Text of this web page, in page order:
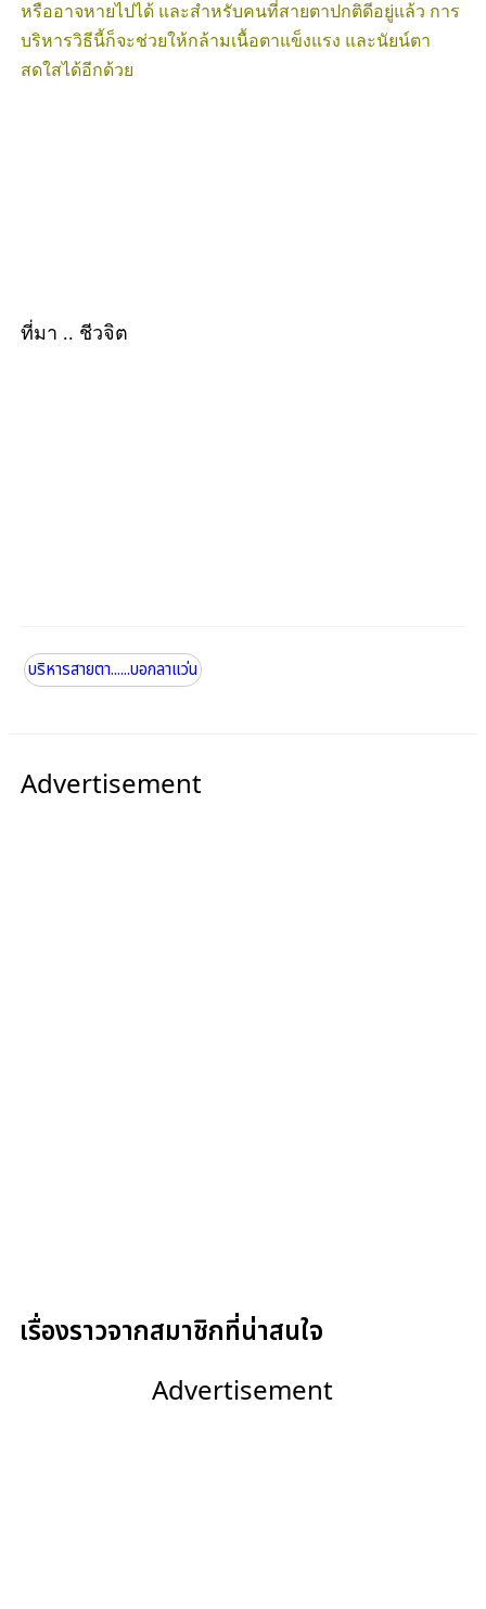
หรืออาจหายไปได้ และสำหรับคนที่สายตาปกติดีอยู่แล้ว การ
บริหารวิธีนี้ก็จะช่วยให้กล้ามเนื้อตาแข็งแรง และนัยน์ตา
สดใสได้อีกด้วย
ที่มา .. ชีวจิต
บริหารสายตา......บอกลาแว่น
Advertisement
เรื่องราวจากสมาชิกที่น่าสนใจ
Advertisement